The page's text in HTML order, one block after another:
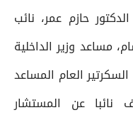
حازم عمر، نائب
مساعد وزير الداخلية
العام المساعد
نائبا عن المستشار